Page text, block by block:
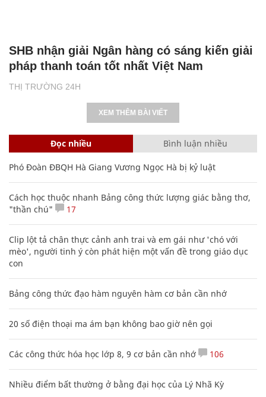
THỊ TRƯỜNG 24H
SHB nhận giải Ngân hàng có sáng kiến giải
pháp thanh toán tốt nhất Việt Nam
XEM THÊM BÀI VIẾT
Đọc nhiều Bình luận nhiều
Phó Đoàn ĐBQH Hà Giang Vương Ngọc Hà bị kỷ luật
Cách học thuộc nhanh Bảng công thức lượng giác bằng thơ,
"thần chú"
17
Clip lột tả chân thực cảnh anh trai và em gái như 'chó với
mèo', người tinh ý còn phát hiện một vấn đề trong giáo dục
con
Bảng công thức đạo hàm nguyên hàm cơ bản cần nhớ
20 số điện thoại ma ám bạn không bao giờ nên gọi
Các công thức hóa học lớp 8, 9 cơ bản cần nhớ 106
Nhiều điểm bất thường ở bằng đại học của Lý Nhã Kỳ